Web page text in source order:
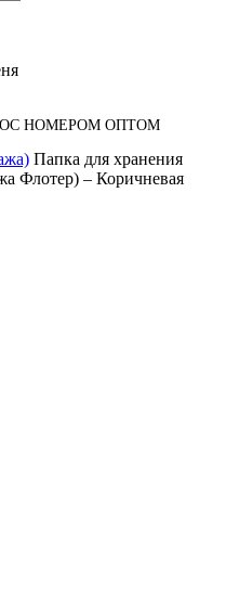
НОМЕРОМ ОПТОМ
Папка для хранения
Флотер) – Коричневая